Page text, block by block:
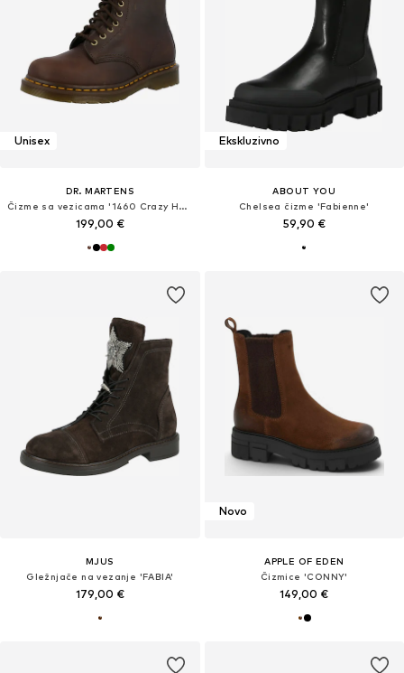
Unisex
DR. MARTENS
Čizme sa vezicama '1460 Crazy Horse'
199,00 €
Ekskluzivno
ABOUT YOU
Chelsea čizme 'Fabienne'
59,90 €
MJUS
Gležnjače na vezanje 'FABIA'
179,00 €
Novo
APPLE OF EDEN
Čizmice 'CONNY'
149,00 €